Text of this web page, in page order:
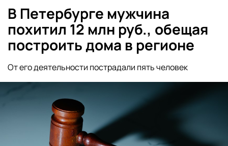
В Петербурге мужчина
похитил 12 млн руб., обещая
построить дома в регионе
От его деятельности пострадали пять человек